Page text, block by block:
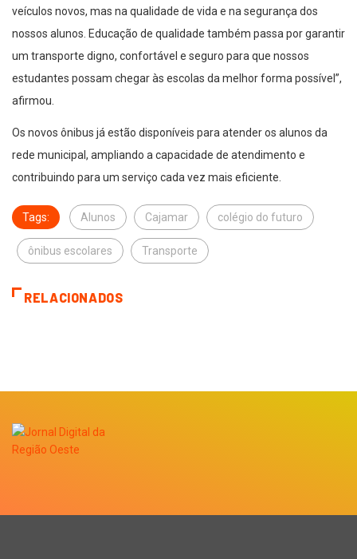
veículos novos, mas na qualidade de vida e na segurança dos
nossos alunos. Educação de qualidade também passa por garantir
um transporte digno, confortável e seguro para que nossos
estudantes possam chegar às escolas da melhor forma possível”,
afirmou.
Os novos ônibus já estão disponíveis para atender os alunos da
rede municipal, ampliando a capacidade de atendimento e
contribuindo para um serviço cada vez mais eficiente.
Tags: Alunos Cajamar colégio do futuro
ônibus escolares Transporte
RELACIONADOS